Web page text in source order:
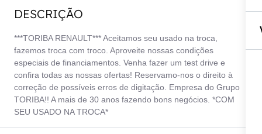
DESCRIÇÃO
***TORIBA RENAULT*** Aceitamos seu usado na troca,
fazemos troca com troco. Aproveite nossas condições
especiais de financiamentos. Venha fazer um test drive e
confira todas as nossas ofertas! Reservamo-nos o direito à
correção de possíveis erros de digitação. Empresa do Grupo
TORIBA!! A mais de 30 anos fazendo bons negócios. *COM
SEU USADO NA TROCA*